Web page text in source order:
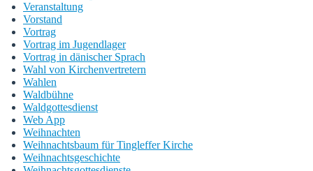
Veranstaltung
Vorstand
Vortrag
Vortrag im Jugendlager
Vortrag in dänischer Sprach
Wahl von Kirchenvertretern
Wahlen
Waldbühne
Waldgottesdienst
Web App
Weihnachten
Weihnachtsbaum für Tingleffer Kirche
Weihnachtsgeschichte